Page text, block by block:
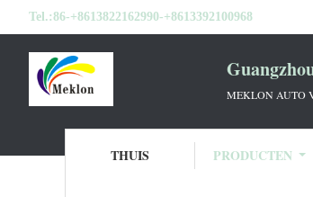
Tel.:86-+8613822162990-+8613392100968
MEKLON AUTO
THUIS PRODUCTEN